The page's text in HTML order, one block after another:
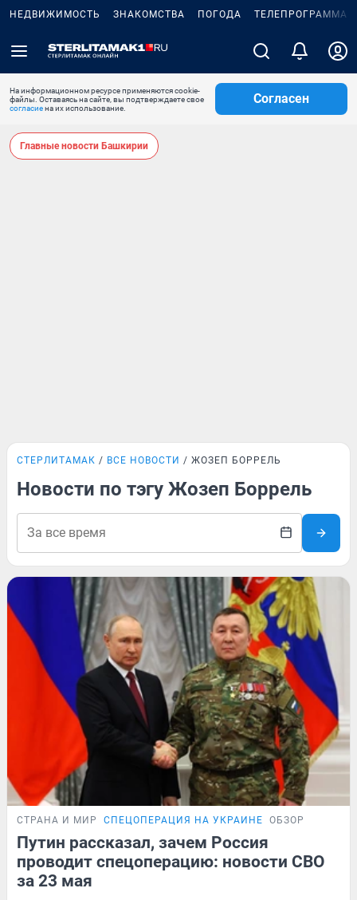
НЕДВИЖИМОСТЬ ЗНАКОМСТВА ПОГОДА ТЕЛЕПРОГРАММА
На информационном ресурсе применяются cookie-
файлы. Оставаясь на сайте, вы подтверждаете свое
согласиена их использование.
Согласен
Главные новости Башкирии
СТЕРЛИТАМАК ВСЕ НОВОСТИ ЖОЗЕП БОРРЕЛЬ
Новости по тэгу Жозеп Боррель
СТРАНА И МИР СПЕЦОПЕРАЦИЯ НА УКРАИНЕ ОБЗОР
Путин рассказал, зачем Россия
проводит спецоперацию: новости СВО
за 23 мая